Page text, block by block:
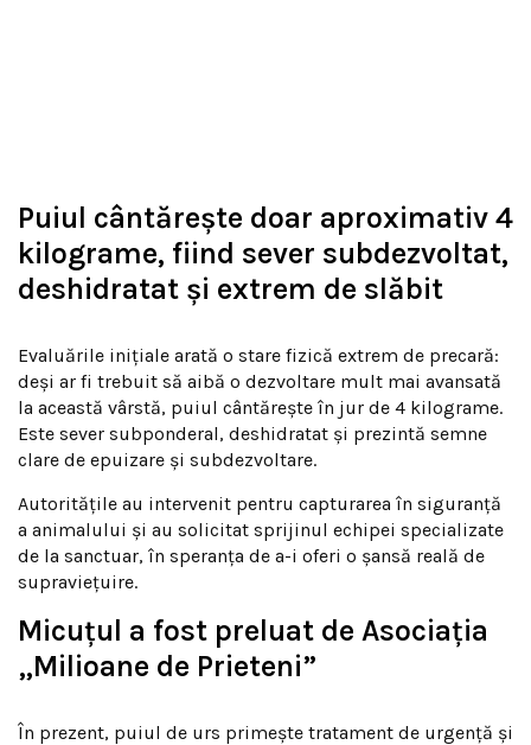
Puiul cântărește doar aproximativ 4
kilograme, fiind sever subdezvoltat,
deshidratat și extrem de slăbit
Evaluările inițiale arată o stare fizică extrem de precară:
deși ar fi trebuit să aibă o dezvoltare mult mai avansată
la această vârstă, puiul cântărește în jur de 4 kilograme.
Este sever subponderal, deshidratat și prezintă semne
clare de epuizare și subdezvoltare.
Autoritățile au intervenit pentru capturarea în siguranță
a animalului și au solicitat sprijinul echipei specializate
de la sanctuar, în speranța de a-i oferi o șansă reală de
supraviețuire.
Micuțul a fost preluat de Asociația
„Milioane de Prieteni”
În prezent, puiul de urs primește tratament de urgență și